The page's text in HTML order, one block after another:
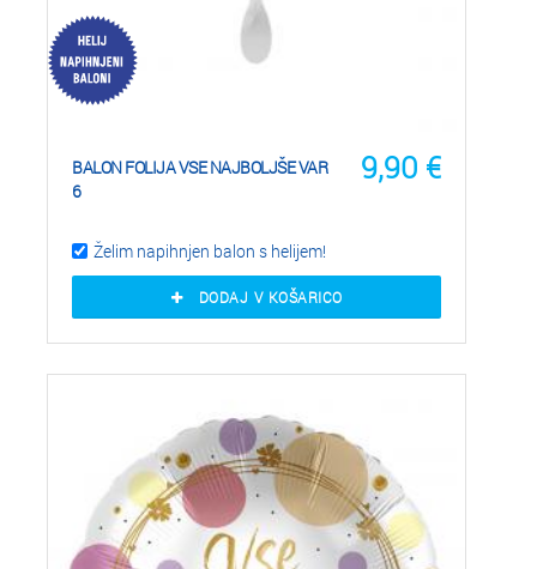
9,90 €
BALON FOLIJA VSE NAJBOLJŠE VAR
6
Želim napihnjen balon s helijem!
DODAJ V KOŠARICO